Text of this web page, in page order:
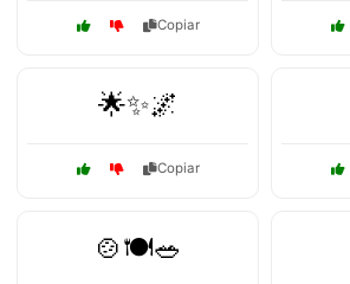
Copiar
🌟✨🌌
Copiar
🍲🍽️🥗